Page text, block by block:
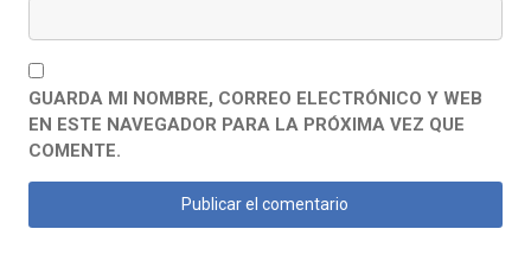
GUARDA MI NOMBRE, CORREO ELECTRÓNICO Y WEB
EN ESTE NAVEGADOR PARA LA PRÓXIMA VEZ QUE
COMENTE.